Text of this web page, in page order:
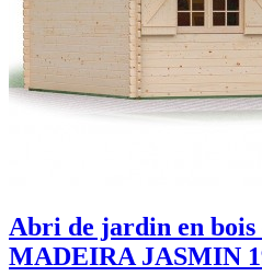
Abri de jardin en bois
MADEIRA JASMIN